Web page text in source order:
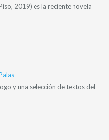
2019) es la reciente novela
y una selección de textos del